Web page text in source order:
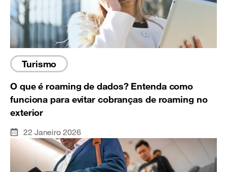
Turismo
O que é roaming de dados? Entenda como
funciona para evitar cobranças de roaming no
exterior
22 Janeiro 2026